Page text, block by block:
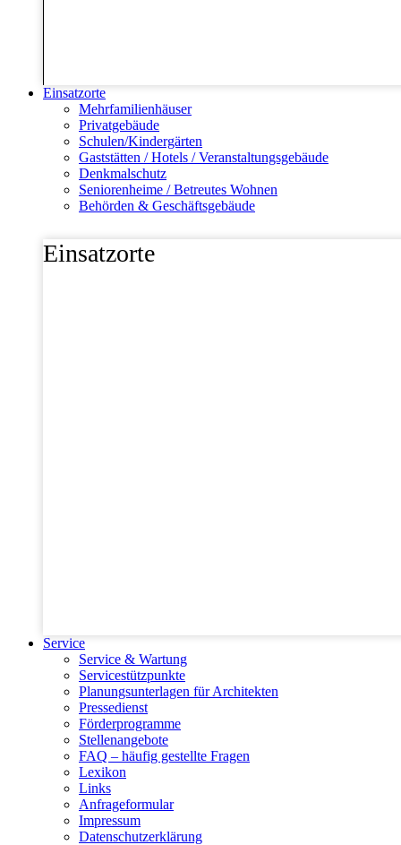
Einsatzorte
Mehrfamilienhäuser
Privatgebäude
Schulen/Kindergärten
Gaststätten / Hotels / Veranstaltungsgebäude
Denkmalschutz
Seniorenheime / Betreutes Wohnen
Behörden & Geschäftsgebäude
Einsatzorte
Service
Service & Wartung
Servicestützpunkte
Planungsunterlagen für Architekten
Pressedienst
Förderprogramme
Stellenangebote
FAQ – häufig gestellte Fragen
Lexikon
Links
Anfrageformular
Impressum
Datenschutzerklärung